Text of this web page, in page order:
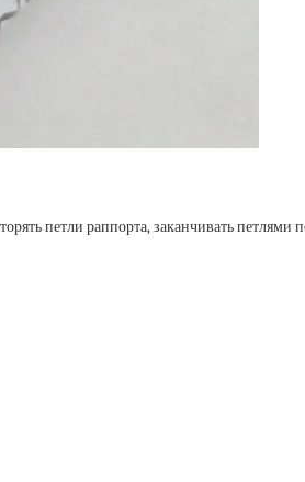
петли рап­порта, заканчивать